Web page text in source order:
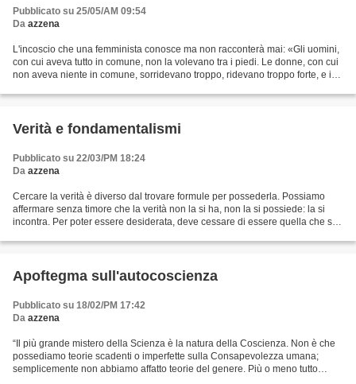
Pubblicato su 25/05/AM 09:54
Da azzena
L'incoscio che una femminista conosce ma non racconterà mai: «Gli uomini,
con cui aveva tutto in comune, non la volevano tra i piedi. Le donne, con cui
non aveva niente in comune, sorridevano troppo, ridevano troppo forte, e in
Verità e fondamentalismi
Pubblicato su 22/03/PM 18:24
Da azzena
Cercare la verità è diverso dal trovare formule per possederla. Possiamo
affermare senza timore che la verità non la si ha, non la si possiede: la si
incontra. Per poter essere desiderata, deve cessare di essere quella che si
Apoftegma sull'autocoscienza
Pubblicato su 18/02/PM 17:42
Da azzena
“Il più grande mistero della Scienza è la natura della Coscienza. Non è che
possediamo teorie scadenti o imperfette sulla Consapevolezza umana;
semplicemente non abbiamo affatto teorie del genere. Più o meno tutto